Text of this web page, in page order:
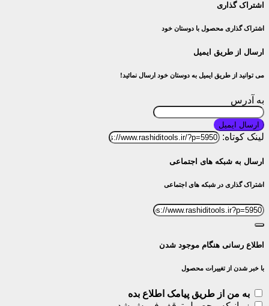
اشتراک گذاری
اشتراک گذاری محصول با دوستان خود
ارسال از طریق ایمیل
می توانید از طریق ایمیل به دوستان خود ارسال نمائید!
به آدرس
ارسال ایمیل
لینک کوتاه:
ارسال به شبکه های اجتماعی
اشتراک گذاری در شبکه های اجتماعی
اطلاع رسانی هنگام موجود شدن
با خبر شدن از تغییرات محصول
به من از طریق پیامک اطلاع بده